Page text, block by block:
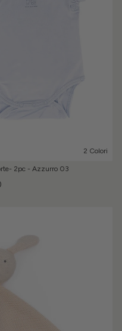
2 Colori
2pc - Azzurro 03